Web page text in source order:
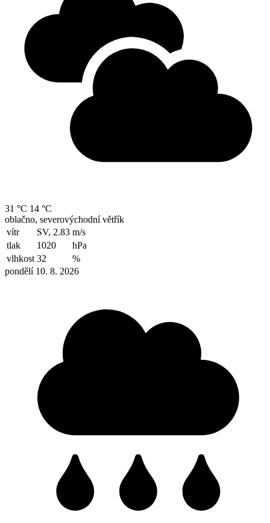
31 °C 14 °C
oblačno, severovýchodní větřík
vítr
SV, 2.83 m/s
tlak
1020
hPa
vlhkost 32
%
pondělí 10. 8. 2026